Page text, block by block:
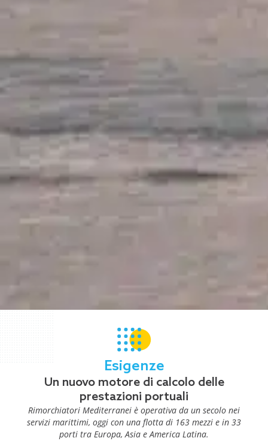
Esigenze
Un nuovo motore di calcolo delle
prestazioni portuali
Rimorchiatori Mediterranei è operativa da un secolo nei
servizi marittimi, oggi con una flotta di 163 mezzi e in 33
porti tra Europa, Asia e America Latina.